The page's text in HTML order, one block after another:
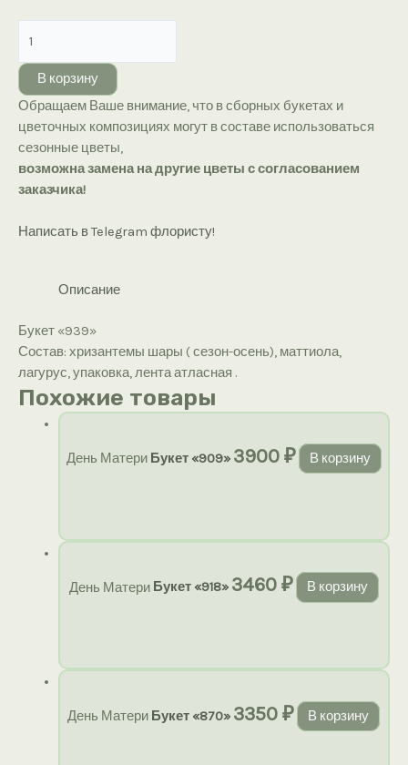
товара
Букет
«939»
В корзину
Обращаем Ваше внимание, что в сборных букетах и
цветочных композициях могут в составе использоваться
сезонные цветы,
возможна замена на другие цветы с согласованием
заказчика!
Написать в Telegram флористу!
Описание
Букет «939»
Состав: хризантемы шары ( сезон-осень), маттиола,
лагурус, упаковка, лента атласная .
Похожие товары
День Матери Букет «909» 3900₽ В корзину
День Матери Букет «918» 3460₽ В корзину
День Матери Букет «870» 3350₽ В корзину